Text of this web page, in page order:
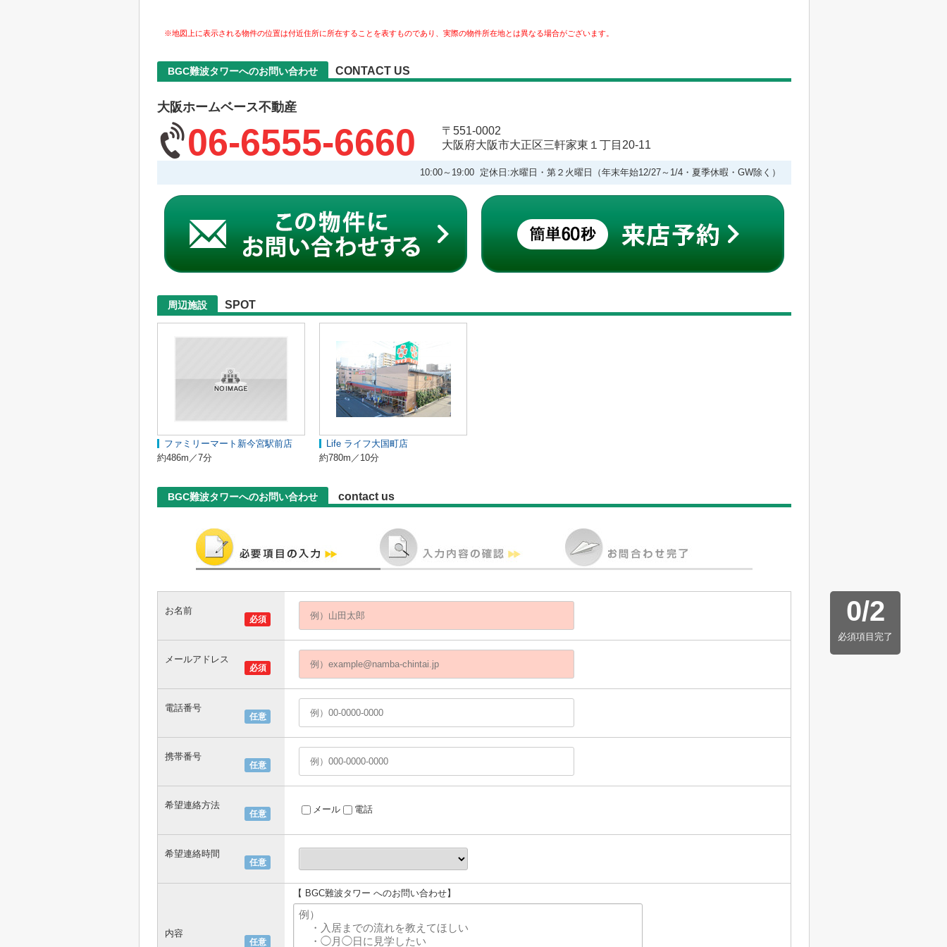
※地図上に表示される物件の位置は付近住所に所在することを表すものであり、実際の物件所在地とは異なる場合がございます。
BGC難波タワーへのお問い合わせ CONTACT US
大阪ホームベース不動産
06-6555-6660
〒551-0002
大阪府大阪市大正区三軒家東１丁目20-11
10:00～19:00 定休日:水曜日・第２火曜日（年末年始12/27～1/4・夏季休暇・GW除く）
周辺施設 SPOT
ファミリーマート新今宮駅前店
約486m／7分
Life ライフ大国町店
約780m／10分
BGC難波タワーへのお問い合わせ contact us
0/2
必須項目完了
必須
お名前
必須
メールアドレス
任意
電話番号
任意
携帯番号
任意
希望連絡方法 メール 電話
任意
希望連絡時間
任意
内容
【 BGC難波タワー へのお問い合わせ】